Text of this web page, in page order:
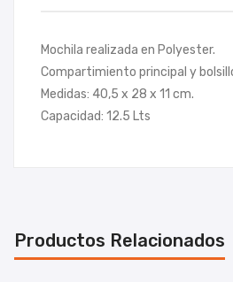
Mochila realizada en Polyester.
Compartimiento principal y
Medidas: 40,5 x 28 x 11 cm.
Capacidad: 12.5 Lts
Productos Relacionados